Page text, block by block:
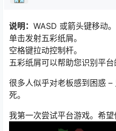
说明： WASD 或箭头键移动。
单击发射五彩纸屑。
空格键拉动控制杆。
五彩纸屑可以帮助您识别平台
很多人似乎对老板感到困惑
死。
我第一次尝试平台游戏。希望